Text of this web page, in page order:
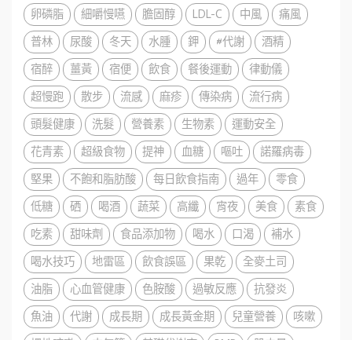
卵磷脂
細嚼慢嚥 膽固醇 LDL-C 中風
痛風
普林
尿酸 冬天 水腫 鉀 #代謝
酒精
宿醉
薑黃 宿便 飲食 餐後運動
律動儀
超慢跑
散步 流感 麻疹 傳染病
流行病
頭髮健康
洗髮 營養素 生物素
運動安全
花青素
超級食物 提神 血糖 嘔吐
諾羅病毒
堅果
不飽和脂肪酸 每日飲食指南 過年
零食
低糖
硒 喝酒 蔬菜 高纖 宵夜 美食
素食
吃素
甜味劑 食品添加物 喝水 口渴
補水
喝水技巧
地雷區 飲食誤區 果乾
全麥土司
油脂
心血管健康 色胺酸 過敏反應
抗發炎
魚油
代謝 成長期 成長黃金期 兒童營養
咳嗽